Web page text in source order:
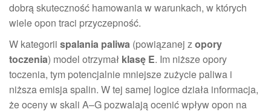
dobrą skuteczność hamowania w warunkach, w których
wiele opon traci przyczepność.
W kategorii spalania paliwa (powiązanej zopory
toczenia) model otrzymał klasę E. Im niższe opory
toczenia, tym potencjalnie mniejsze zużycie paliwa i
niższa emisja spalin. W tej samej logice działa informacja,
że oceny w skali A–G pozwalają ocenić wpływ opon na